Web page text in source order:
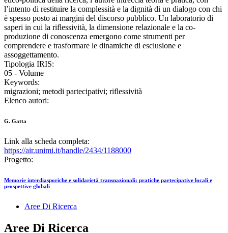
l’intento di restituire la complessità e la dignità di un dialogo con chi
è spesso posto ai margini del discorso pubblico. Un laboratorio di
saperi in cui la riflessività, la dimensione relazionale e la co-
produzione di conoscenza emergono come strumenti per
comprendere e trasformare le dinamiche di esclusione e
assoggettamento.
Tipologia IRIS:
05 - Volume
Keywords:
migrazioni; metodi partecipativi; riflessività
Elenco autori:
G. Gatta
Link alla scheda completa:
https://air.unimi.it/handle/2434/1188000
Progetto:
Memorie interdiasporiche e solidarietà transnazionali: pratiche partecipative locali e
prospettive globali
Aree Di Ricerca
Aree Di Ricerca